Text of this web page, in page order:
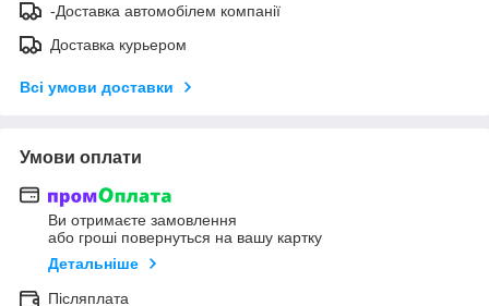
-Доставка автомобілем компанії
Доставка курьером
Всі умови доставки
Умови оплати
Ви отримаєте замовлення
або гроші повернуться на вашу картку
Детальніше
Післяплата